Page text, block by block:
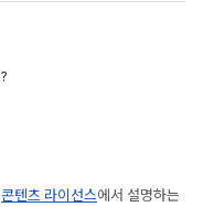
콘텐츠 라이선스에서 설명하는